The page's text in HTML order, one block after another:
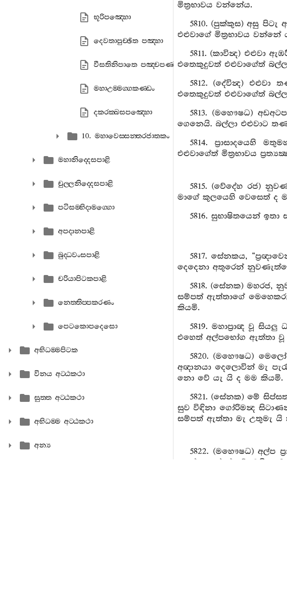
භූරිපඤ‍්හො
දෙවතාපුච‍්ඡිත පඤ‍්හා
වීසතිනිපාතෙ පඤ‍්චපණ‍්ඩිතපඤ‍්හො
මහාඋම‍්මග‍්ගකණ‍්ඩං
දකරක‍්ඛසපඤ‍්හො
10. මහාවෙස‍්සන‍්තරජාතකං
මහානිද‍්දෙසපාළි
චුල‍්ලනිද‍්දෙසපාළි
පටිසම‍්භිදාමග‍්ගො
අපදානපාළි
බුද‍්ධවංසපාළි
චරියාපිටකපාළි
නෙත‍්තිප‍්පකරණං
පෙටකොපදෙසො
අභිධම‍්මපිටක
විනය අට‍්ඨකථා
සුත‍්ත අට‍්ඨකථා
අභිධම‍්ම අට‍්ඨකථා
අන්‍ය
මිත්‍රභාවය වන්නේය.
5810. (පුක්කුස) අසු
එළුවාගේ මිත්‍රභාවය වන්නේ
5811. (කාවින්‍ද)
එතෙකුදුවත් එළුවාගේත්
5812. (දේවින්‍ද)
එතෙකුදුවත් එළුවාගේත්
5813. (මහෞෂධ)
ගෙනෙයි. බල්ලා එළුවාට
5814. ප්‍රාසාදයෙහි
එළුවාගේත් මිත්‍රභාවය
5815. (වේදේහ රජ)
මාගේ කුලයෙහි වෙසෙත් ද
5816. සුභාෂිතයෙන්
5817. සේනකය,
දෙදෙනා අතුරෙන්
5818. (සේනක)
සම්පත් ඇත්තාගේ
කියමි.
5819. මහාප්‍රාඥ වූ
එහෙත් අල්පභෝග ඇත්තා වූ
5820. (මහෞෂධ)
අඥානයා දෙලොවින් මැ
නො වේ යැ යි ද මම කියමි.
5821. (සේනක) මේ
සුව විඳිනා ගෝරිමන්‍ද
සම්පත් ඇත්තා මැ උතුමැ යි
5822. (මහෞෂධ) අල්ප
පහස්නා ලද්දේ අව්වෙහි